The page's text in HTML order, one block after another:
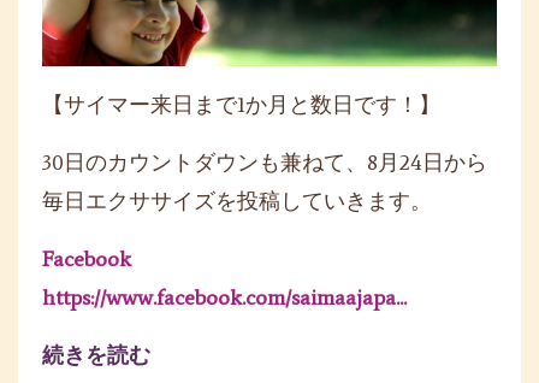
【サイマー来日まで1か月と数日です！】
30日のカウントダウンも兼ねて、8月24日から
毎日エクササイズを投稿していきます。
Facebook
https://www.facebook.com/saimaajapa...
続きを読む